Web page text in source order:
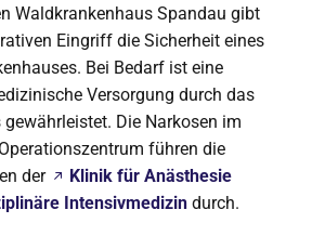
Waldkrankenhaus Spandau gibt
Eingriff die Sicherheit eines
Bei Bedarf ist eine
Versorgung durch das
gewährleistet. Die Narkosen im
führen die
der
Klinik für Anästhesie
Intensivmedizin durch.